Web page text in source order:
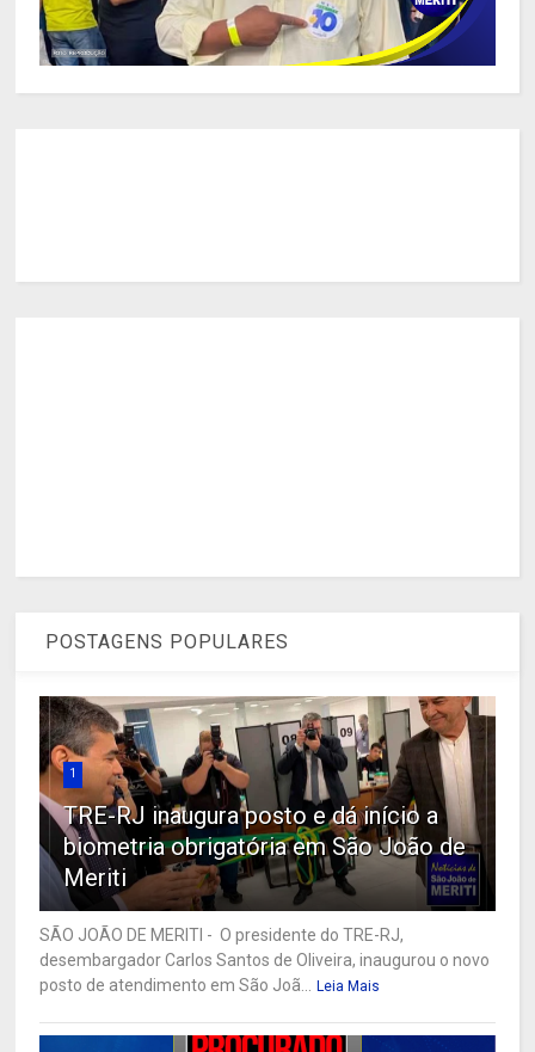
POSTAGENS POPULARES
1
TRE-RJ inaugura posto e dá início a
biometria obrigatória em São João de
Meriti
SÃO JOÃO DE MERITI - O presidente do TRE-RJ,
desembargador Carlos Santos de Oliveira, inaugurou o novo
posto de atendimento em São Joã... Leia Mais